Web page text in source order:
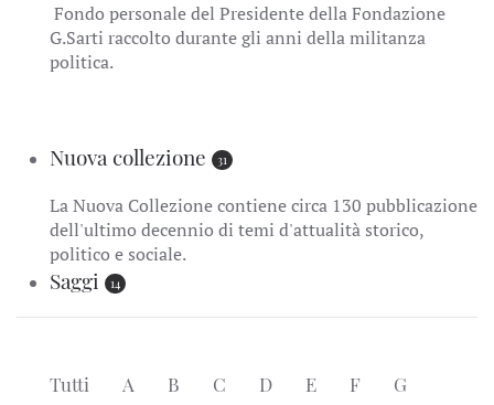
Fondo personale del Presidente della Fondazione
G.Sarti raccolto durante gli anni della militanza
politica.
Nuova collezione 31
La Nuova Collezione contiene circa 130 pubblicazione
dell'ultimo decennio di temi d'attualità storico,
politico e sociale.
Saggi 14
Tutti A B C D E F G